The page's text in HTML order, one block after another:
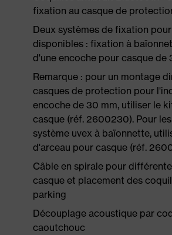
fixation au casque de
Deux systèmes de fixation
disponibles : fixation à
d'une encoche pour casque de
Remarque : pour un montage
casques de protection pour
encoche de 30 mm, utiliser le
casque (réf. 2600230). Pour
système uvex à baïonnette,
d'arceau pour casque (réf.
Câble en spirale pour
casque et placement des
parking
Découplage acoustique par
caoutchouc